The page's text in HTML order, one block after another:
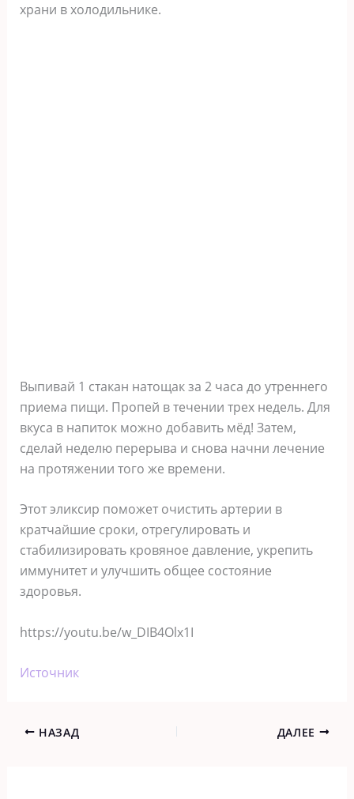
храни в холодильнике.
Выпивай 1 стакан натощак за 2 часа до утреннего
приема пищи. Пропей в течении трех недель. Для
вкуса в напиток можно добавить мёд! Затем,
сделай неделю перерыва и снова начни лечение
на протяжении того же времени.
Этот эликсир поможет очистить артерии в
кратчайшие сроки, отрегулировать и
стабилизировать кровяное давление, укрепить
иммунитет и улучшить общее состояние
здоровья.
https://youtu.be/w_DIB4Olx1I
Источник
НАЗАД ДАЛЕЕ